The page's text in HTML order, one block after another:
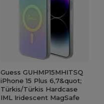
Guess GUHMP15MHITSQ
iPhone 15 Plus 6,7&quot;
Türkis/Türkis Hardcase
IML Iridescent MagSafe